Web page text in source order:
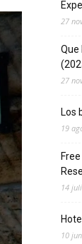
27
Que
27
Los
19
14
10